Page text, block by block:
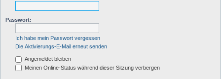
Passwort:
Ich habe mein Passwort vergessen
Die Aktivierungs-E-Mail erneut senden
Angemeldet bleiben
Meinen Online-Status während dieser Sitzung verbergen